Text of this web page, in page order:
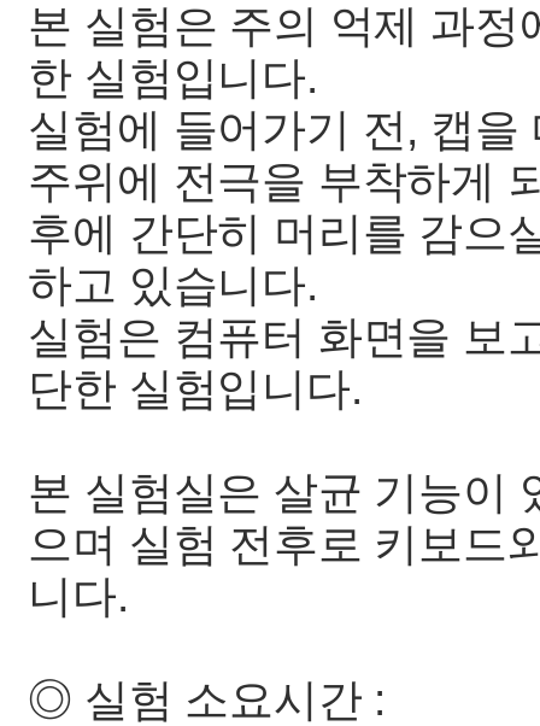
본 실험은 주의 억제 과
한 실험입니다.
실험에 들어가기 전, 캡
주위에 전극을 부착하게
후에 간단히 머리를 감으
하고 있습니다.
실험은 컴퓨터 화면을 보
단한 실험입니다.
본 실험실은 살균 기능이
으며 실험 전후로 키보드
니다.
◎ 실험 소요시간 :